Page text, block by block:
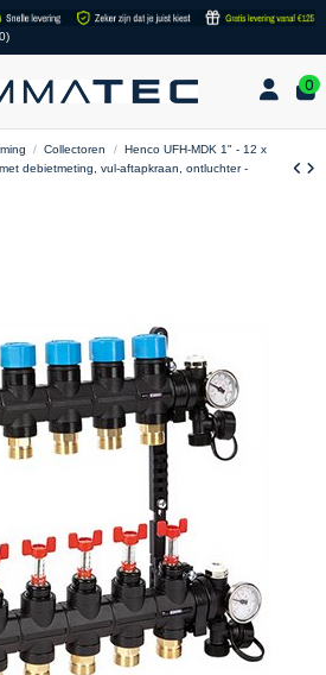
)
0
Collectoren
Henco UFH-MDK 1" - 12 x
debietmeting, vul-aftapkraan, ontluchter -